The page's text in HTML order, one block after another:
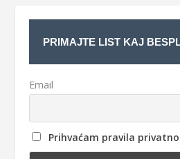
PRIMAJTE LIST KAJ
Email
Prihvaćam pravila